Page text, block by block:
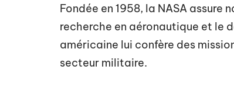
Fondée en 1958, la NASA assure
recherche en aéronautique et le
américaine lui confère des
secteur militaire.